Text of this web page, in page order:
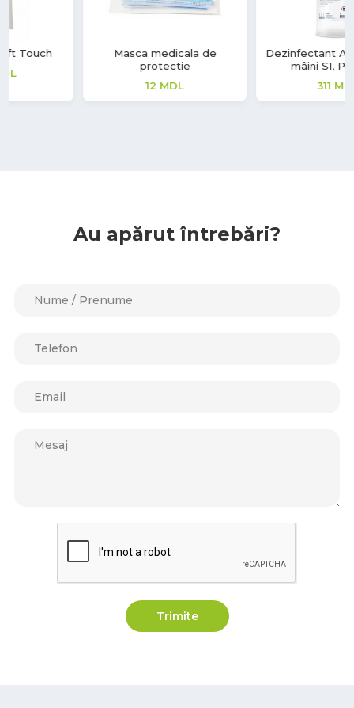
Masca medicala de
Dezinfectant Alcool pentru
mâini S1, Premium
Au apărut întrebări?
Trimite